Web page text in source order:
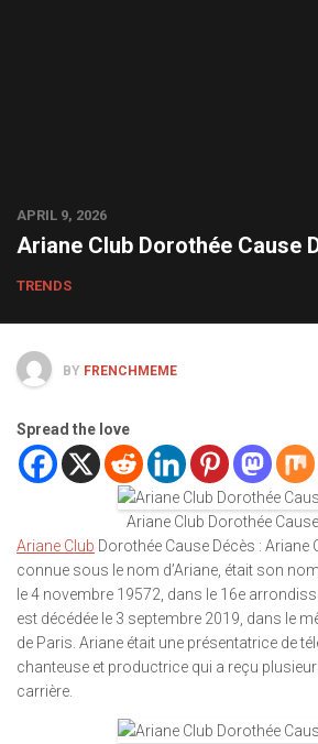
APRIL 9, 2026
Ariane Club Dorothée Cause
TRENDS
BY FRENCHMEME
Spread the love
Ariane Club Dorothée
Ariane Club Dorothée Cause Décès : Ariane
connue sous le nom d’Ariane, était son
le 4 novembre 19572, dans le 16e
est décédée le 3 septembre 2019, dans le
de Paris. Ariane était une présentatrice de
chanteuse et productrice qui a reçu
carrière.